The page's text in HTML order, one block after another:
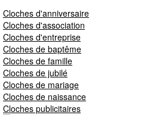
Cloches d'anniversaire
Cloches d'association
Cloches d'entreprise
Cloches de baptême
Cloches de famille
Cloches de jubilé
Cloches de mariage
Cloches de naissance
Cloches publicitaires